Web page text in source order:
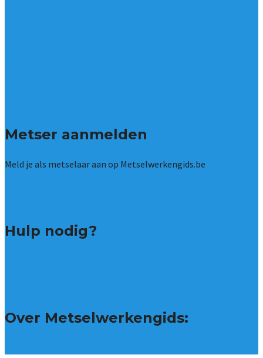
Metser aanmelden
Meld je als metselaar aan op Metselwerkengids.be
Hulp nodig?
Over Metselwerkengids: